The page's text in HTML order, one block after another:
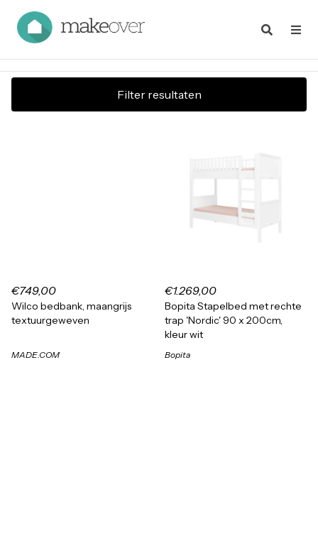
Filter resultaten
€749,00
Wilco bedbank, maangrijs
textuurgeweven
MADE.COM
€1.269,00
Bopita Stapelbed met rechte
trap 'Nordic' 90 x 200cm,
kleur wit
Bopita